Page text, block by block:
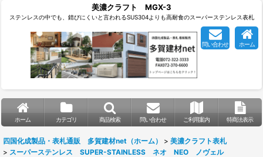
美濃クラフト MGX-3
ステンレスの中でも、錆びにくいと言われるSUS304よりも高耐食のスーパーステンレス表札
問い合わせ ホーム
ホーム カテゴリ 商品検索 問い合わせ ご利用案内 特商法表示
四国化成製品・表札通販 多賀建材net（ホーム） > 美濃クラフト表札
> スーパーステンレス SUPER-STAINLESS ネオ NEO ノヴェル